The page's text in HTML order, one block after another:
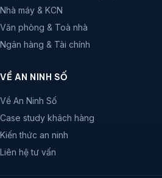
Nhà máy & KCN
Văn phòng & Toà nhà
Ngân hàng & Tài chính
VỀ AN NINH SỐ
Về An Ninh Số
Case study khách hàng
Kiến thức an ninh
Liên hệ tư vấn